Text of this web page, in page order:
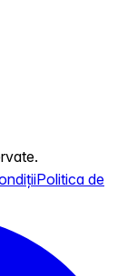
Politica de